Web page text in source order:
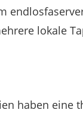
lokale
haben eine